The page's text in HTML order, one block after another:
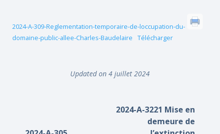
2024-A-309-Reglementation-temporaire-de-loccupation-du-
domaine-public-allee-Charles-Baudelaire
Télécharger
Updated on 4 juillet 2024
2024-A-3221 Mise en
demeure de